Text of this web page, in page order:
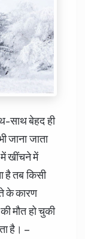
साथ बेहद ही
जाना जाता
में खींचने में
है तब किसी
के कारण
मौत हो चुकी
है। –